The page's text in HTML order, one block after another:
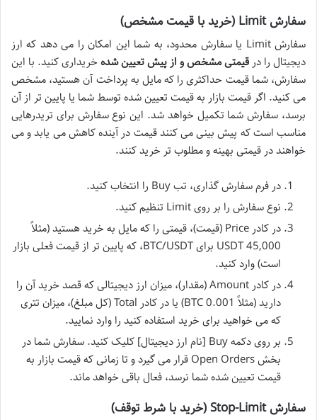
سفارش Limit (خرید با قیمت مشخص)
سفارش Limit یا سفارش محدود، به شما این امکان را می دهد که ارز
دیجیتال را در قیمتی مشخص و از پیش تعیین شدهخریداری کنید. با این
سفارش، شما قیمت حداکثری را که مایل به پرداخت آن هستید، مشخص
می کنید. اگر قیمت بازار به قیمت تعیین شده توسط شما یا پایین تر از آن
برسد، سفارش شما تکمیل خواهد شد. این نوع سفارش برای تریدرهایی
مناسب است که پیش بینی می کنند قیمت در آینده کاهش می یابد و می
خواهند در قیمتی بهینه و مطلوب تر خرید کنند.
در فرم سفارش گذاری، تب Buy را انتخاب کنید.
نوع سفارش را بر روی Limit تنظیم کنید.
در کادر Price (قیمت)، قیمتی را که مایل به خرید هستید (مثلاً
45,000 USDT برای BTC/USDT، که پایین تر از قیمت فعلی بازار
است) وارد کنید.
در کادر Amount (مقدار)، میزان ارز دیجیتالی که قصد خرید آن را
دارید (مثلاً 0.001 BTC) یا در کادر Total (کل مبلغ)، میزان تتری
که می خواهید برای خرید استفاده کنید را وارد نمایید.
بر روی دکمه Buy [نام ارز دیجیتال] کلیک کنید. سفارش شما در
بخش Open Orders قرار می گیرد و تا زمانی که قیمت بازار به
قیمت تعیین شده شما نرسد، فعال باقی خواهد ماند.
سفارش Stop-Limit (خرید با شرط توقف)